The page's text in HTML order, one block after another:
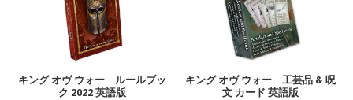
キング オヴ ウォー ルールブッ
ク 2022 英語版
キング オヴ ウォー 工芸品 & 呪
文 カード 英語版